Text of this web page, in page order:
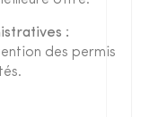
:
des permis